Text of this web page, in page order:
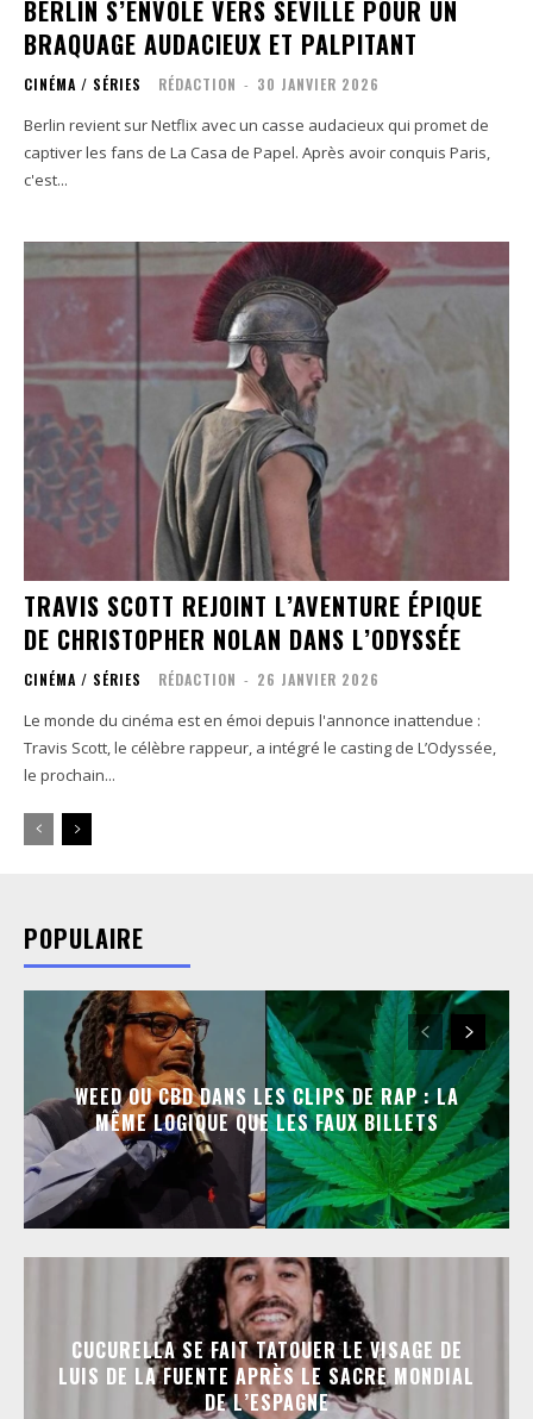
BERLIN S’ENVOLE VERS SÉVILLE POUR UN
BRAQUAGE AUDACIEUX ET PALPITANT
CINÉMA / SÉRIES RÉDACTION - 30 JANVIER 2026
Berlin revient sur Netflix avec un casse audacieux qui promet de
captiver les fans de La Casa de Papel. Après avoir conquis Paris,
c'est...
TRAVIS SCOTT REJOINT L’AVENTURE ÉPIQUE
DE CHRISTOPHER NOLAN DANS L’ODYSSÉE
CINÉMA / SÉRIES RÉDACTION - 26 JANVIER 2026
Le monde du cinéma est en émoi depuis l'annonce inattendue :
Travis Scott, le célèbre rappeur, a intégré le casting de L’Odyssée,
le prochain...
POPULAIRE
WEED OU CBD DANS LES CLIPS DE RAP : LA
MÊME LOGIQUE QUE LES FAUX BILLETS
CUCURELLA SE FAIT TATOUER LE VISAGE DE
LUIS DE LA FUENTE APRÈS LE SACRE MONDIAL
DE L’ESPAGNE